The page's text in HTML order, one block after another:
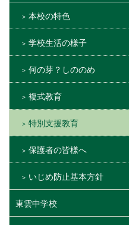
本校の特色
学校生活の様子
何の芽？しののめ
複式教育
特別支援教育
保護者の皆様へ
いじめ防止基本方針
東雲中学校